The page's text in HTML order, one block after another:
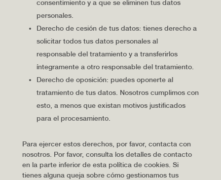
consentimiento y a que se eliminen tus datos
personales.
Derecho de cesión de tus datos: tienes derecho a
solicitar todos tus datos personales al
responsable del tratamiento y a transferirlos
íntegramente a otro responsable del tratamiento.
Derecho de oposición: puedes oponerte al
tratamiento de tus datos. Nosotros cumplimos con
esto, a menos que existan motivos justificados
para el procesamiento.
Para ejercer estos derechos, por favor, contacta con
nosotros. Por favor, consulta los detalles de contacto
en la parte inferior de esta política de cookies. Si
tienes alguna queja sobre cómo gestionamos tus